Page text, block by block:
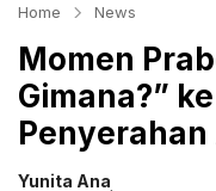
Home News
Momen
Gimana?”
Yunita Ana